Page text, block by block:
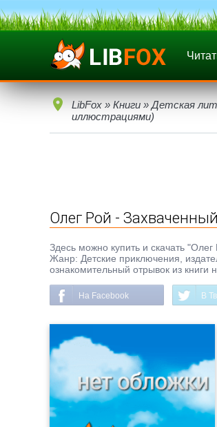
LibFox » Книги » Детская
иллюстрациями)
Олег Рой -
Здесь можно купить и скачать
Жанр: Детские приключения,
ознакомительный отрывок из книги
На Facebook В